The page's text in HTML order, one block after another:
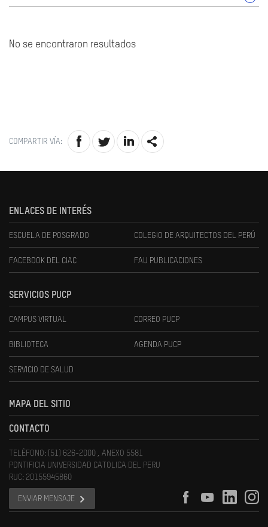
No se encontraron resultados
COMPARTIR VÍA:
ENLACES DE INTERÉS
ESCUELA DE POSGRADO COLEGIO DE ARQUITECTOS DEL PERÚ
FACEBOOK DEL CIAC FAU PUBLICACIONES
SERVICIOS PUCP
CAMPUS VIRTUAL CORREO PUCP
BIBLIOTECA AGENDA PUCP
SERVICIO DE SALUD
MAPA DEL SITIO
CONTACTO
TELÉFONO: (51) 626-2000 , ANEXO 5581
PONTIFICIA UNIVERSIDAD CATOLICA DEL PERU
RUC: 20155945860
ENVIAR MENSAJE